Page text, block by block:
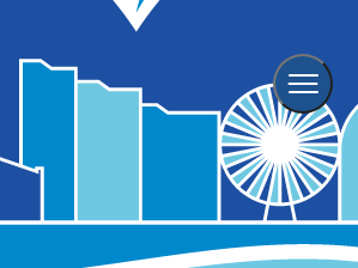
ローンショー）
おります。